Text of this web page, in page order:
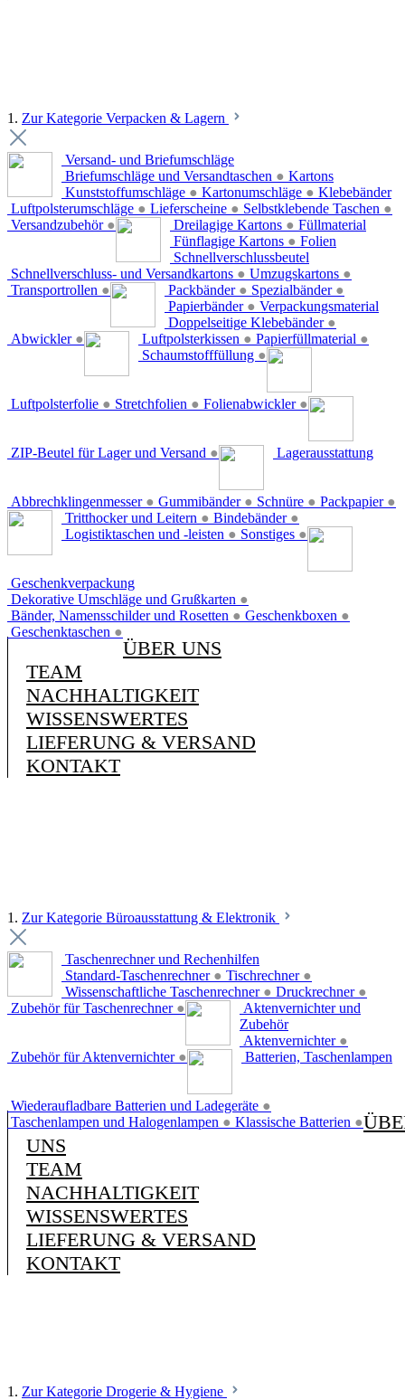
1. Zur Kategorie Verpacken & Lagern
Versand- und Briefumschläge
Briefumschläge und Versandtaschen ●
Kunststoffumschläge ● Kartonumschläge ●
Luftpolsterumschläge ● Lieferscheine ● Selbstklebende Taschen ●
Versandzubehör ●
Kartons
Dreilagige Kartons ●
Fünflagige Kartons ●
Schnellverschluss- und Versandkartons ● Umzugskartons ●
Transportrollen ●
Klebebänder
Packbänder ● Spezialbänder ●
Papierbänder ●
Doppelseitige Klebebänder ●
Abwickler ●
Füllmaterial
Luftpolsterkissen ● Papierfüllmaterial ●
Schaumstofffüllung ●
Folien
Luftpolsterfolie ● Stretchfolien ● Folienabwickler ●
Schnellverschlussbeutel
ZIP-Beutel für Lager und Versand ●
Verpackungsmaterial
Abbrechklingenmesser ● Gummibänder ● Schnüre ● Packpapier ●
Lagerausstattung
Tritthocker und Leitern ● Bindebänder ●
Logistiktaschen und -leisten ● Sonstiges ●
Geschenkverpackung
Dekorative Umschläge und Grußkarten ●
Bänder, Namensschilder und Rosetten ● Geschenkboxen ●
Geschenktaschen ●
ÜBER UNS
TEAM
NACHHALTIGKEIT
WISSENSWERTES
LIEFERUNG & VERSAND
KONTAKT
1. Zur Kategorie Büroausstattung & Elektronik
Taschenrechner und Rechenhilfen
Standard-Taschenrechner ● Tischrechner ●
Wissenschaftliche Taschenrechner ● Druckrechner ●
Zubehör für Taschenrechner ●
Aktenvernichter und
Zubehör
Aktenvernichter ●
Zubehör für Aktenvernichter ● Batterien, Taschenlampen
Wiederaufladbare Batterien und Ladegeräte ●
Taschenlampen und Halogenlampen ● Klassische Batterien ●
UNS
TEAM
NACHHALTIGKEIT
WISSENSWERTES
LIEFERUNG & VERSAND
KONTAKT
1. Zur Kategorie Drogerie & Hygiene